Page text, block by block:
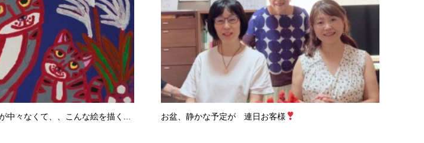
中々なくて、、こんな絵を描く... お盆、静かな予定が 連日お客様